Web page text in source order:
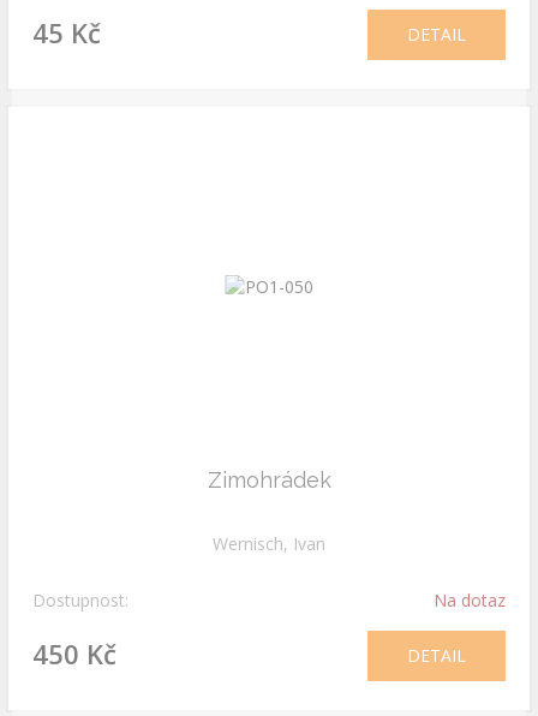
45 Kč DETAIL
Zimohrádek
Wernisch, Ivan
Dostupnost: Na dotaz
450 Kč DETAIL